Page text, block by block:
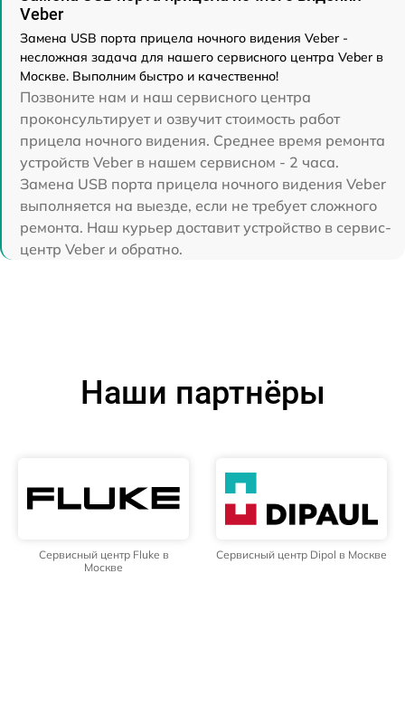
Veber
Замена USB порта прицела ночного видения Veber -
несложная задача для нашего сервисного центра Veber в
Москве. Выполним быстро и качественно!
Позвоните нам и наш сервисного центра
проконсультирует и озвучит стоимость работ
прицела ночного видения. Среднее время ремонта
устройств Veber в нашем сервисном - 2 часа.
Замена USB порта прицела ночного видения Veber
выполняется на выезде, если не требует сложного
ремонта. Наш курьер доставит устройство в сервис-
центр Veber и обратно.
Наши партнёры
Сервисный центр Fluke в
Москве
Сервисный центр Dipol в Москве